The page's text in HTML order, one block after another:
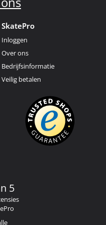
SkatePro
Inloggen
Over ons
Bedrijfsinformatie
Veilig betalen
5